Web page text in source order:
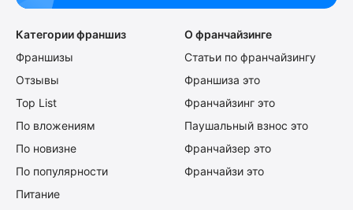
Категории франшиз
Франшизы
Отзывы
Top List
По вложениям
По новизне
По популярности
Питание
О франчайзинге
Статьи по франчайзингу
Франшиза это
Франчайзинг это
Паушальный взнос это
Франчайзер это
Франчайзи это